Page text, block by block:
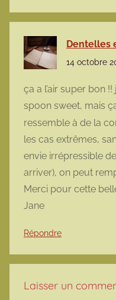
Dentelles
14 octobre
ça a l’air super bon
spoon sweet, mais
ressemble à de la
les cas extrêmes,
envie irrépressible
arriver), on peut
Merci pour cette
Jane
Répondre
Laisser un